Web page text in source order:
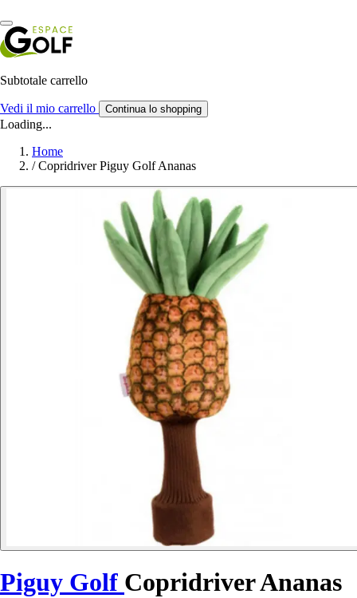
Subtotale carrello
Vedi il mio carrello Continua lo shopping
Loading...
Home
/ Copridriver Piguy Golf Ananas
Piguy Golf Copridriver Ananas